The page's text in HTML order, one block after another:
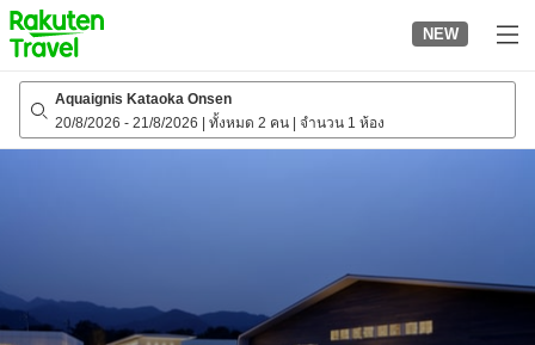
to
top
page
NEW
Aquaignis Kataoka Onsen
20/8/2026 - 21/8/2026 ทั้งหมด 2 คน จำนวน 1 ห้อง